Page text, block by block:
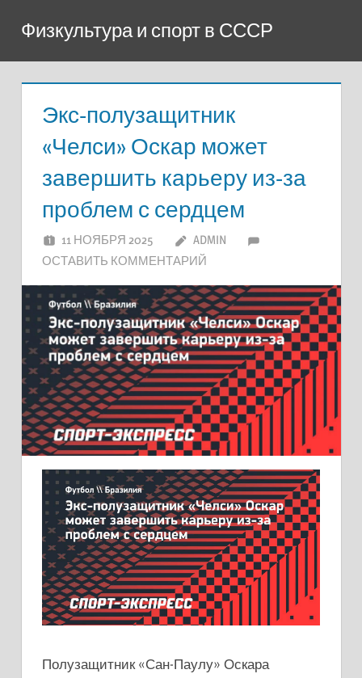
содержимому
Физкультура и спорт в СССР
Экс-полузащитник
«Челси» Оскар может
завершить карьеру из-за
проблем с сердцем
11 НОЯБРЯ 2025
ADMIN
ОСТАВИТЬ КОММЕНТАРИЙ
Полузащитник «Сан-Паулу» Оскара